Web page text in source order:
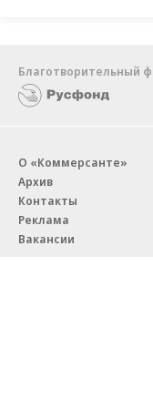
Благотворительный
О «Коммерсанте»
Архив
Контакты
Реклама
Вакансии